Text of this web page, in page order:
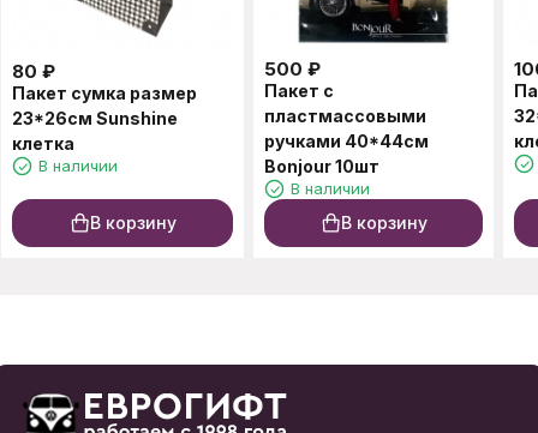
80 ₽
Пакет сумка размер
23*26см Sunshine
клетка
В наличии
В корзину
500 ₽
Пакет с
пластмассовыми
ручками 40*44см
Bonjour 10шт
В наличии
В корзину